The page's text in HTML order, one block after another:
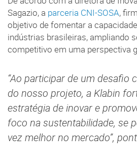
Sagazio, a parceria CNI-SOSA,
objetivo de fomentar a
indústrias brasileiras, ampliando
competitivo em uma perspectiva
“Ao participar de um desafio
do nosso projeto, a Klabin
estratégia de inovar e
foco na sustentabilidade, se
vez melhor no mercado”,